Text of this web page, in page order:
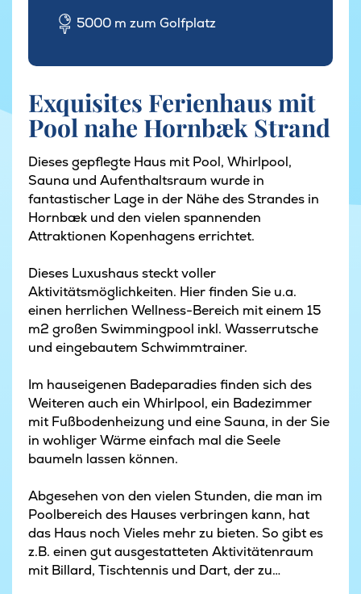
5000 m zum Golfplatz
Exquisites Ferienhaus mit
Pool nahe Hornbæk Strand
Dieses gepflegte Haus mit Pool, Whirlpool,
Sauna und Aufenthaltsraum wurde in
fantastischer Lage in der Nähe des Strandes in
Hornbæk und den vielen spannenden
Attraktionen Kopenhagens errichtet.
Dieses Luxushaus steckt voller
Aktivitätsmöglichkeiten. Hier finden Sie u.a.
einen herrlichen Wellness-Bereich mit einem 15
m2 großen Swimmingpool inkl. Wasserrutsche
und eingebautem Schwimmtrainer.
Im hauseigenen Badeparadies finden sich des
Weiteren auch ein Whirlpool, ein Badezimmer
mit Fußbodenheizung und eine Sauna, in der Sie
in wohliger Wärme einfach mal die Seele
baumeln lassen können.
Abgesehen von den vielen Stunden, die man im
Poolbereich des Hauses verbringen kann, hat
das Haus noch Vieles mehr zu bieten. So gibt es
z.B. einen gut ausgestatteten Aktivitätenraum
mit Billard, Tischtennis und Dart, der zu